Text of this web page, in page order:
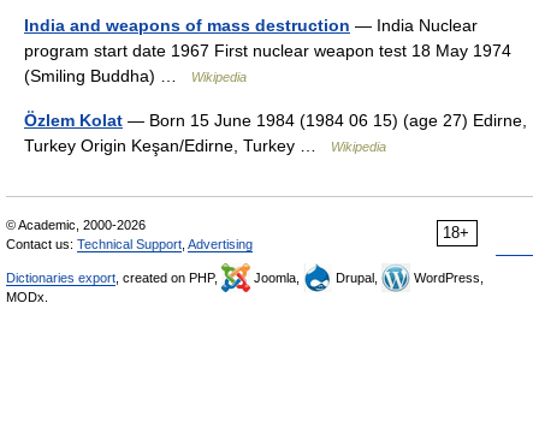
India and weapons of mass destruction — India Nuclear
program start date 1967 First nuclear weapon test 18 May 1974
(Smiling Buddha) …
Wikipedia
Özlem Kolat — Born 15 June 1984 (1984 06 15) (age 27) Edirne,
Turkey Origin Keşan/Edirne, Turkey …
Wikipedia
18+
© Academic, 2000-2026
Contact us: Technical Support Advertising
Dictionaries export , created on PHP, Joomla, Drupal,
WordPress,
MODx.